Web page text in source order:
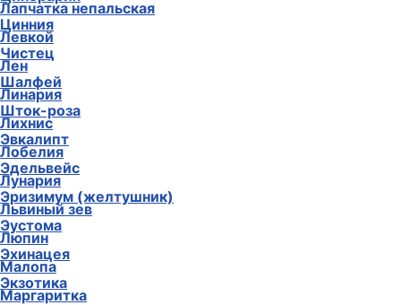
Цинния
Чистец
Шалфей
Шток-роза
Эвкалипт
Эдельвейс
Эризимум (желтушник)
Эустома
Эхинацея
Экзотика
Лапчатка непальская
Левкой
Лен
Линария
Лихнис
Лобелия
Лунария
Львиный зев
Люпин
Малопа
Маргаритка